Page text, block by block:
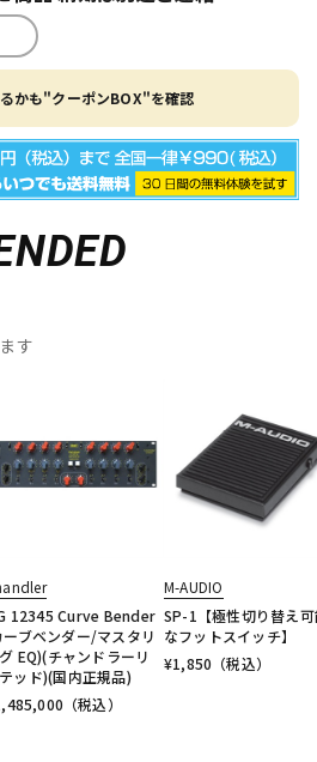
かも"クーポンBOX"を確認
す
12345 Curve Bender
ーブベンダー/マスタリ
EQ)(チャンドラーリ
ッド)(国内正規品)
（税込）
M-AUDIO
SP-1【極性切り替え
なフットスイッチ】
¥1,850 （税込）